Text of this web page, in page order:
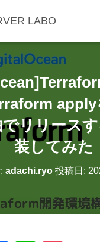
LABO
リリース
装してみた
adachi.ryo 投稿日: